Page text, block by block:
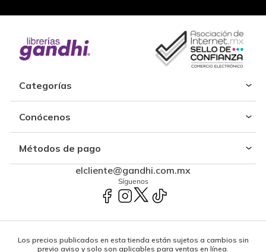
Categorías
Conócenos
Métodos de pago
elcliente@gandhi.com.mx
Síguenos
Los precios publicados en esta tienda están sujetos a cambios sin
previo aviso y solo son aplicables para ventas en línea.